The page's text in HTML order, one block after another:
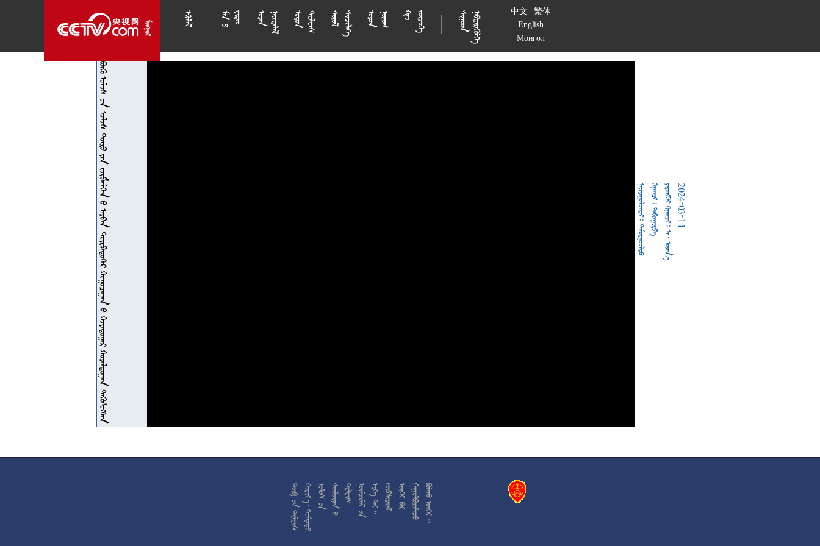
   









  







  











  






  







  














  中文 |繁体
English
Монгол
                        2024-03-11










































































































 